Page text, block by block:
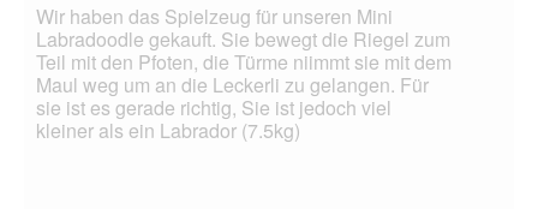
eWir haben das Spielzeug für unseren Mini
Labradoodle gekauft. Sie bewegt die Riegel zum
Teil mit den Pfoten, die Türme niimmt sie mit dem
Maul weg um an die Leckerli zu gelangen. Für
sie ist es gerade richtig, Sie ist jedoch viel
kleiner als ein Labrador (7.5kg)